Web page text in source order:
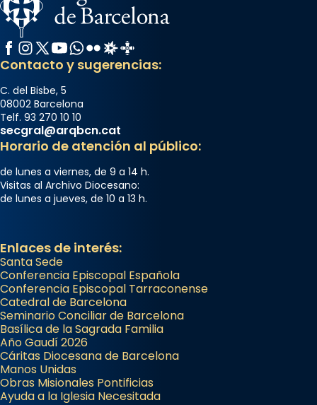
Facebook
Instagram
X / Twitter
YouTube
WhatsApp
FlickrRadio Estel
Catalunya Cristiana
Contacto y sugerencias:
C. del Bisbe, 5
08002 Barcelona
Telf. 93 270 10 10
secgral@arqbcn.cat
Horario de atención al público:
de lunes a viernes, de 9 a 14 h.
Visitas al Archivo Diocesano:
de lunes a jueves, de 10 a 13 h.
Enlaces de interés:
Santa Sede
Conferencia Episcopal Española
Conferencia Episcopal Tarraconense
Catedral de Barcelona
Seminario Conciliar de Barcelona
Basílica de la Sagrada Familia
Año Gaudí 2026
Cáritas Diocesana de Barcelona
Manos Unidas
Obras Misionales Pontificias
Ayuda a la Iglesia Necesitada